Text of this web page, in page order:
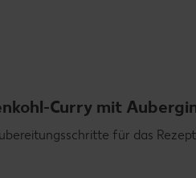
Curry mit
für das